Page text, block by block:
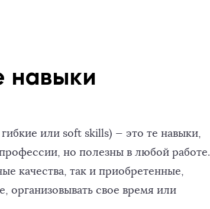
навыки
или soft skills) — это те навыки,
но полезны в любой работе.
качества, так и приобретенные,
организовывать свое время или